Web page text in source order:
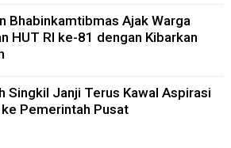
Bhabinkamtibmas Ajak Warga
HUT RI ke-81 dengan Kibarkan
Singkil Janji Terus Kawal Aspirasi
ke Pemerintah Pusat